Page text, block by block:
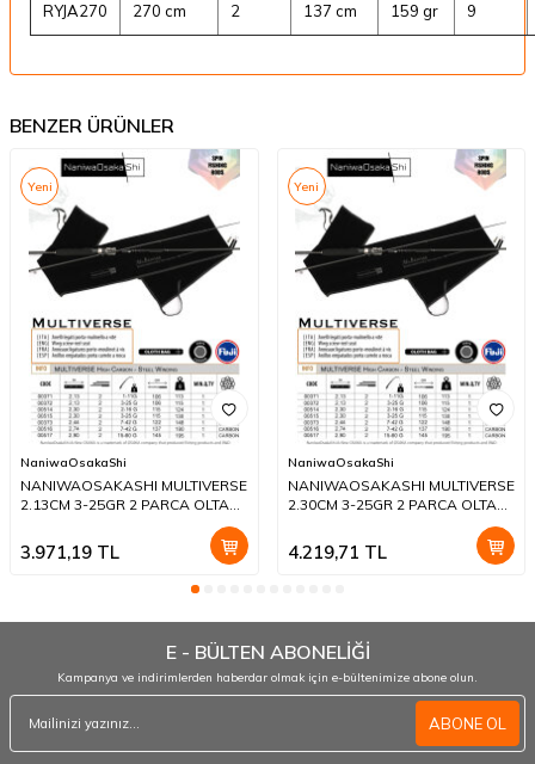
RYJA270 270 cm 2 137 cm 159 gr 9
BENZER ÜRÜNLER
Yeni
NaniwaOsakaShi
NANIWAOSAKASHI MULTIVERSE
2.13CM 3-25GR 2 PARCA OLTA
3.971,19 TL
Yeni
NaniwaOsakaShi
NANIWAOSAKASHI MULTIVERSE
2.30CM 3-25GR 2 PARCA OLTA
4.219,71 TL
E - BÜLTEN ABONELİĞİ
Kampanya ve indirimlerden haberdar olmak için e-bültenimize abone olun.
ABONE OL